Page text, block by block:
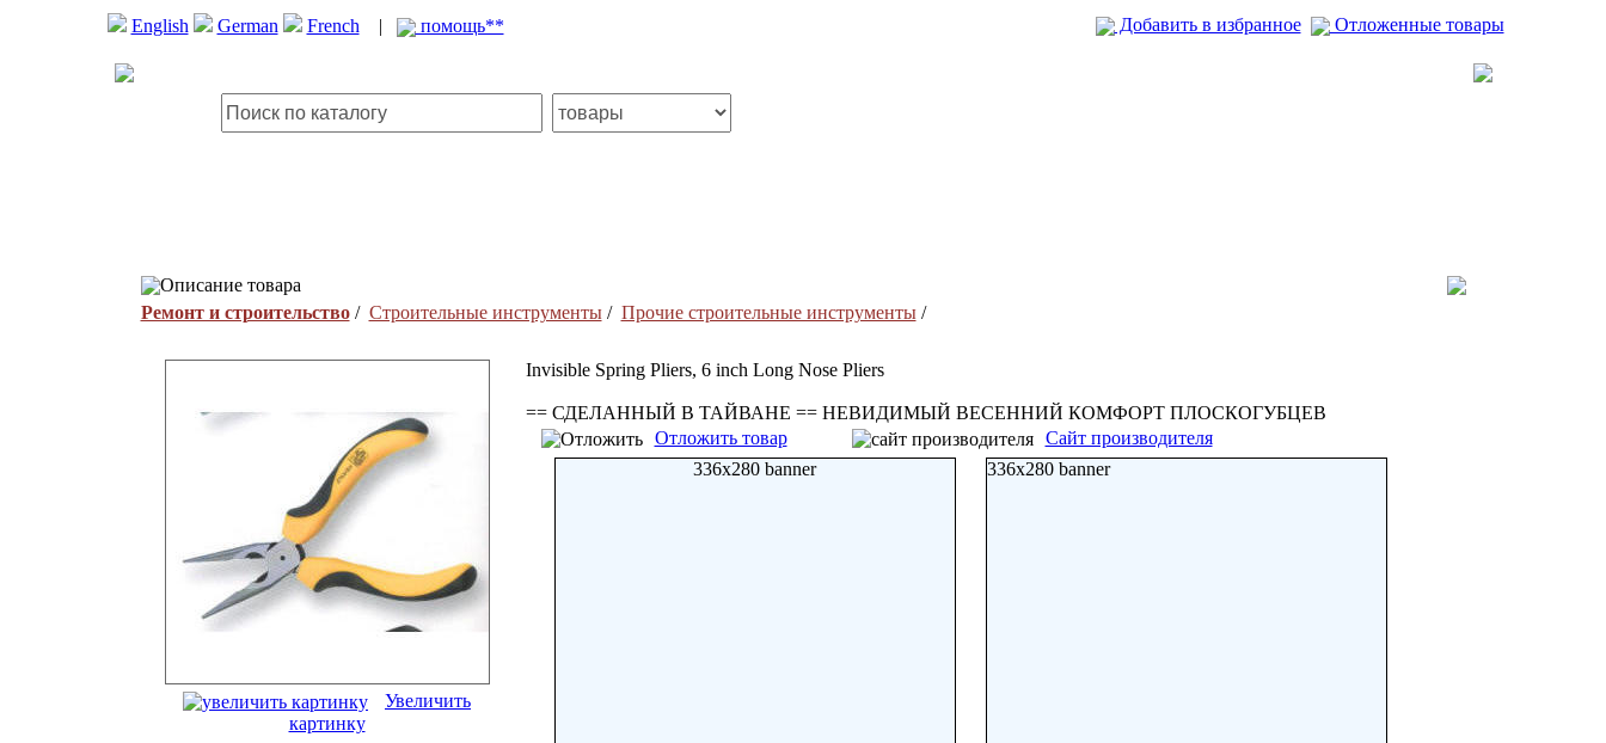
English German French | помощь** Добавить в избранное Отложенные товары
Описание товара
Ремонт и строительство/ Строительные инструменты/ Прочие строительные инструменты/
Увеличить
картинку
Invisible Spring Pliers, 6 inch Long Nose Pliers
== СДЕЛАННЫЙ В ТАЙВАНЕ == НЕВИДИМЫЙ ВЕСЕННИЙ КОМФОРТ ПЛОСКОГУБЦЕВ
Отложить товар
Сайт производителя
336x280 banner
336x280 banner